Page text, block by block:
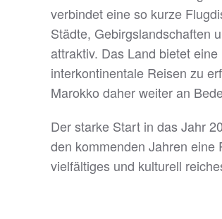
verbindet eine so kurze
Städte, Gebirgslandschaften
attraktiv. Das Land bietet
interkontinentale Reisen zu
Marokko daher weiter an
Der starke Start in das Jahr
den kommenden Jahren eine
vielfältiges und kulturell